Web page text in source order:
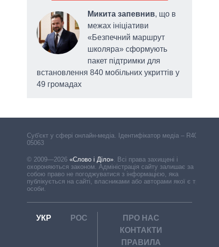
Микита запевнив, що в
межах ініціативи
«Безпечний маршрут
школяра» сформують
пакет підтримки для
встановлення 840 мобільних укриттів у
49 громадах
Cуб'єкт у сфері онлайн-медіа. Ідентифікатор медіа – R40-
05063
© 2009—2026 «Слово і Діло». Всі права захищені і
охороняються законом. Адміністрація сайту залишає за
собою право не погоджуватися з інформацією, яка
публікується на сайті, власниками або авторами якої є треті
особи.
УКР РОС
ПРО НАС
КОНТАКТИ
ПРАВИЛА